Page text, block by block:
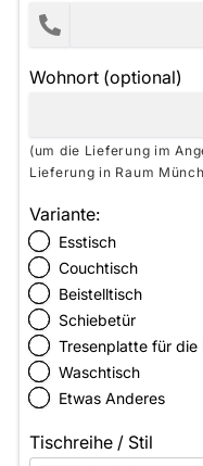
Wohnort (optional)
(um die Lieferung im
Lieferung in Raum
Variante:
Esstisch
Couchtisch
Beistelltisch
Schiebetür
Tresenplatte für die
Waschtisch
Etwas Anderes
Tischreihe / Stil